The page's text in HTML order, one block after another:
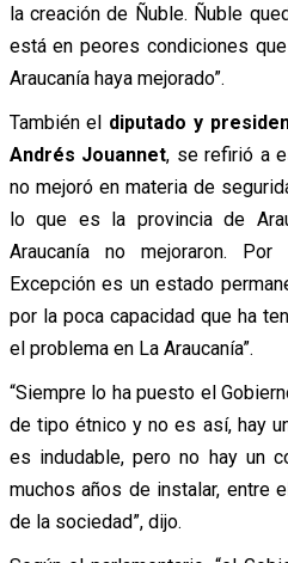
la creación de Ñuble. Ñuble
está en peores condiciones
Araucanía haya mejorado”.
También el diputado y
Andrés Jouannet, se refirió a
no mejoró en materia de
lo que es la provincia de
Araucanía no mejoraron.
Excepción es un estado
por la poca capacidad que ha
el problema en La Araucanía”.
“Siempre lo ha puesto el
de tipo étnico y no es así, hay
es indudable, pero no hay un
muchos años de instalar, entre
de la sociedad”, dijo.